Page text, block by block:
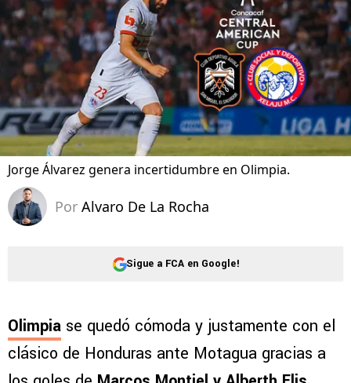
Jorge Álvarez genera incertidumbre en Olimpia.
Por Alvaro De La Rocha
Sigue a FCA en Google!
Olimpia se quedó cómoda y justamente con el
clásico de Honduras ante Motagua gracias a